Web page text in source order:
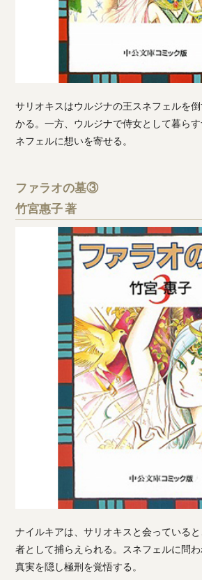
サリオキスはウルジナの王スネフェルを
かる。一方、ウルジナで侍女として暮ら
ネフェルに想いを寄せる。
ファラオの墓③
竹宮惠子 著
ナイルキアは、サリオキスと会っている
者として捕らえられる。スネフェルに問わ
真実を隠し極刑を覚悟する。